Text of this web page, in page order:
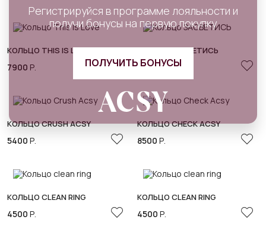
КОЛЬЦО THIS IS LOVE
7900 Р.
КОЛЬЦО ЗАСВЕТИСЬ
9500Р.
КОЛЬЦО CRUSH ACSY
5400 Р.
КОЛЬЦО CHECK ACSY
8500 Р.
КОЛЬЦО CLEAN RING
4500 Р.
КОЛЬЦО CLEAN RING
4500 Р.
Регистрируйся в программе лояльности и
получи бонусы на первую покупку
ПОЛУЧИТЬ БОНУСЫ